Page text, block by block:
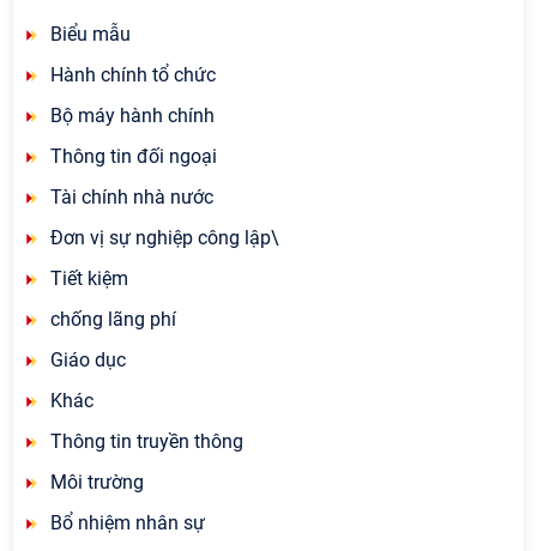
Biểu mẫu
Hành chính tổ chức
Bộ máy hành chính
Thông tin đối ngoại
Tài chính nhà nước
Đơn vị sự nghiệp công lập\
Tiết kiệm
chống lãng phí
Giáo dục
Khác
Thông tin truyền thông
Môi trường
Bổ nhiệm nhân sự